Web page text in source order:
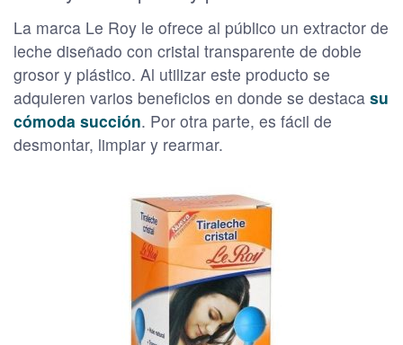
La marca Le Roy le ofrece al público un extractor de
leche diseñado con cristal transparente de doble
grosor y plástico. Al utilizar este producto se
adquieren varios beneficios en donde se destaca su
cómoda succión. Por otra parte, es fácil de
desmontar, limpiar y rearmar.